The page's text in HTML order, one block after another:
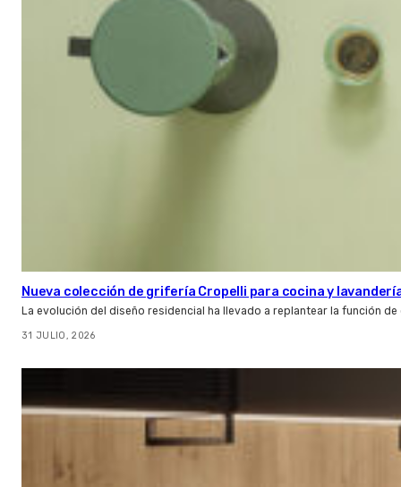
Nueva colección de grifería Cropelli para cocina y
La evolución del diseño residencial ha llevado a replantear la función
31 JULIO, 2026